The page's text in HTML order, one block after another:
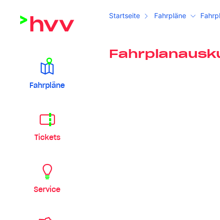
Startseite Fahrpläne
Fahrpläne
Tickets
Service